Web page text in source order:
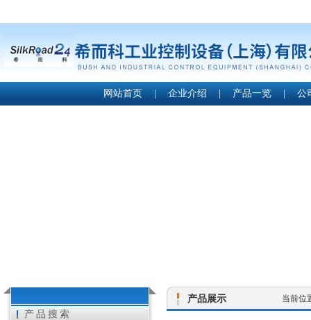
网站首页 | 企业介绍 | 产品一览 | 公
产品搜索
产品展示 当前位